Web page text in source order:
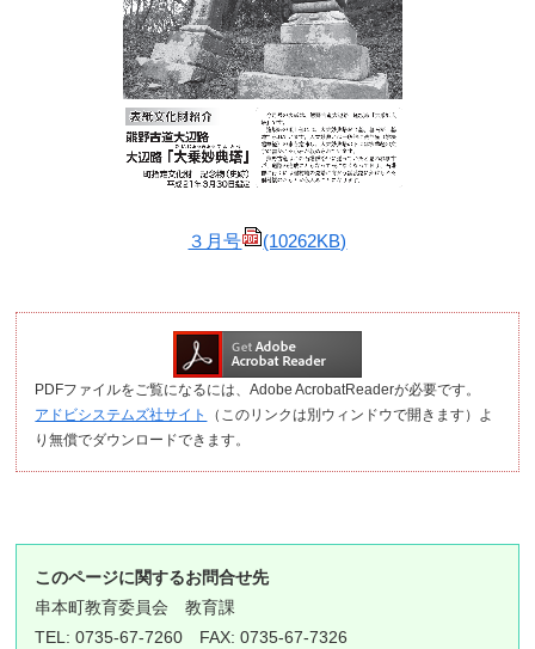
３月号 (10262KB)
PDFファイルをご覧になるには、Adobe AcrobatReaderが必要です。
アドビシステムズ社サイト
（このリンクは別ウィンドウで開きます）よ
り無償でダウンロードできます。
このページに関するお問合せ先
串本町教育委員会 教育課
TEL: 0735-67-7260 FAX: 0735-67-7326